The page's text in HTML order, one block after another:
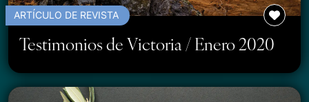
ARTÍCULO DE REVISTA
Testimonios de Victoria / Enero 2020